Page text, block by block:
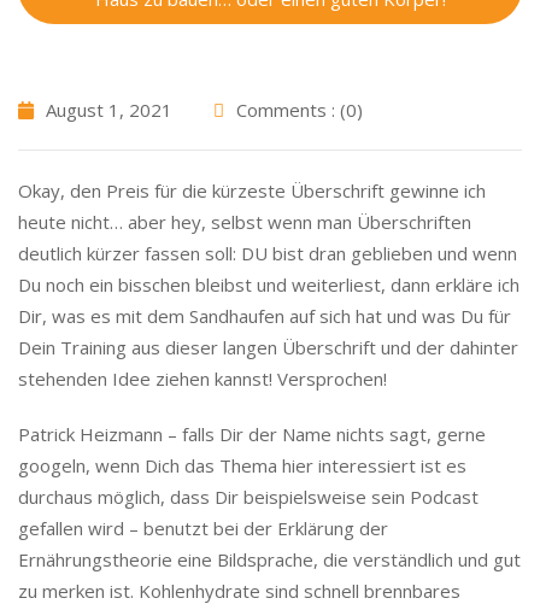
August 1, 2021 Comments : (0)
Okay, den Preis für die kürzeste Überschrift gewinne ich
heute nicht… aber hey, selbst wenn man Überschriften
deutlich kürzer fassen soll: DU bist dran geblieben und wenn
Du noch ein bisschen bleibst und weiterliest, dann erkläre ich
Dir, was es mit dem Sandhaufen auf sich hat und was Du für
Dein Training aus dieser langen Überschrift und der dahinter
stehenden Idee ziehen kannst! Versprochen!
Patrick Heizmann – falls Dir der Name nichts sagt, gerne
googeln, wenn Dich das Thema hier interessiert ist es
durchaus möglich, dass Dir beispielsweise sein Podcast
gefallen wird – benutzt bei der Erklärung der
Ernährungstheorie eine Bildsprache, die verständlich und gut
zu merken ist. Kohlenhydrate sind schnell brennbares